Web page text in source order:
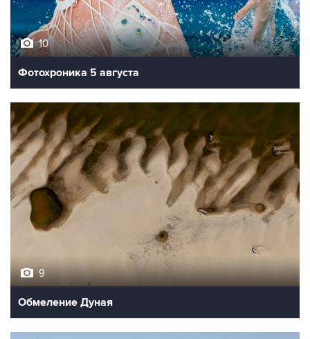
10
Фотохроника 5 августа
9
Обмеление Дуная